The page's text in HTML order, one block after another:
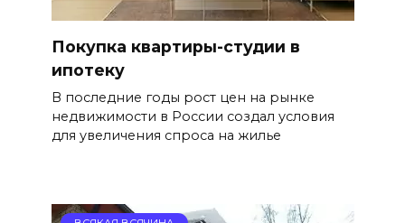
Покупка квартиры-студии в
ипотеку
В последние годы рост цен на рынке
недвижимости в России создал условия
для увеличения спроса на жилье